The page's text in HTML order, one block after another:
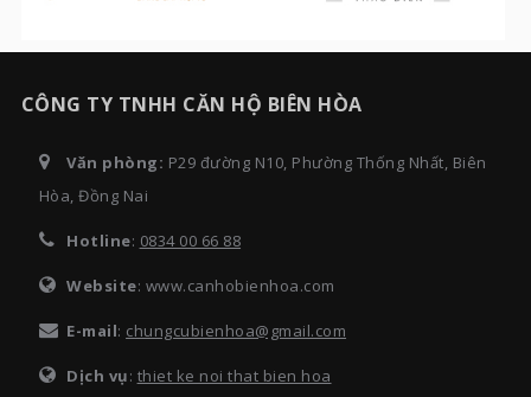
CÔNG TY TNHH CĂN HỘ BIÊN HÒA
Văn phòng: P29 đường N10, Phường Thống Nhất, Biên
Hòa, Đồng Nai
Hotline: 0834 00 66 88
Website: www.canhobienhoa.com
E-mail: chungcubienhoa@gmail.com
Dịch vụ: thiet ke noi that bien hoa